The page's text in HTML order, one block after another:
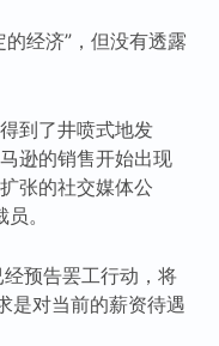
经济”，但没有透露
到了井喷式地发
逊的销售开始出现
张的社交媒体公
。
预告罢工行动，将
是对当前的薪资待遇